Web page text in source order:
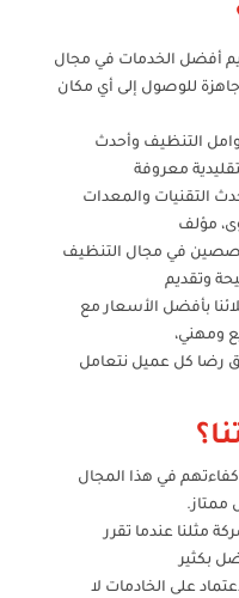
أفضل الخدمات في مجال
للوصول إلى أي مكان
التنظيف وأحدث
معروفة
التقنيات والمعدات
مؤلف
في مجال التنظيف
وتقديم
بأفضل الأسعار مع
ومهني،
رضا كل عميل نتعامل
في هذا المجال
ممتاز.
مثلنا عندما تقرر
بكثير
على الخادمات لا